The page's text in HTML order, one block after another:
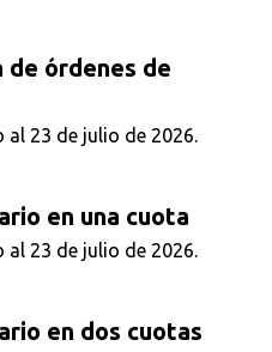
de órdenes de
al 23 de julio de 2026.
en una cuota
al 23 de julio de 2026.
en dos cuotas